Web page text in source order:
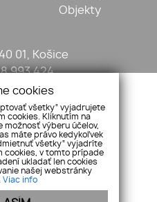
Objekty
01, Košice
993 424
cookies
všetky“ vyjadrujete
cookies. Kliknutím na
možnosť výberu účelov,
máte právo kedykoľvek
všetky“ vyjadríte
cookies, v tomto prípade
ukladať len cookies
našej webstránky
Viac info